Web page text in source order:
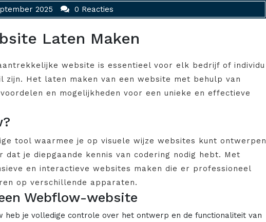
2025 0 Reacties
Laten Maken
website is essentieel voor elk bedrijf of individu
zijn. Het laten maken van een website met behulp van
en mogelijkheden voor een unieke en effectieve
tool waarmee je op visuele wijze websites kunt ontwerpen
dat je diepgaande kennis van codering nodig hebt. Met
en interactieve websites maken die er professioneel
op verschillende apparaten.
Webflow-website
heb je volledige controle over het ontwerp en de functionaliteit van